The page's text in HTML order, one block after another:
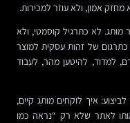
אמון, ולא עוזר למכירות.
מותג. לא כתרגיל קוסמטי, ולא
של זהות עסקית למוצר
למדוד, להיטען מהר, לעבוד
איך לוקחים מותג קיים,
לאתר שלא רק “נראה כמו